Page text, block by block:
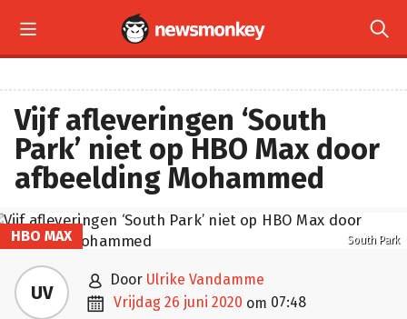
 
Vijf afleveringen ‘South
Park’ niet op HBO Max door
afbeelding Mohammed
South Park
HBO MAX
UV  door Ulrike Vandamme
 vrijdag 26 juni 2020 om 07:48